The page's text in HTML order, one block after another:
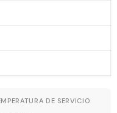
DE SERVICIO